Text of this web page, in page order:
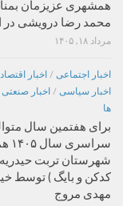
همشهری عزیزمان
محمد رضا درویشی در
مرداد ۱۸, ۱۴۰۵
اخبار اجتماعی / اخبار
اخبار سیاسی / اخبار صنعتی
ها
برای هفتمین سال
شهرستان تربت حیدریه
کدکن و بایگ ) توسط
مهدی مروج